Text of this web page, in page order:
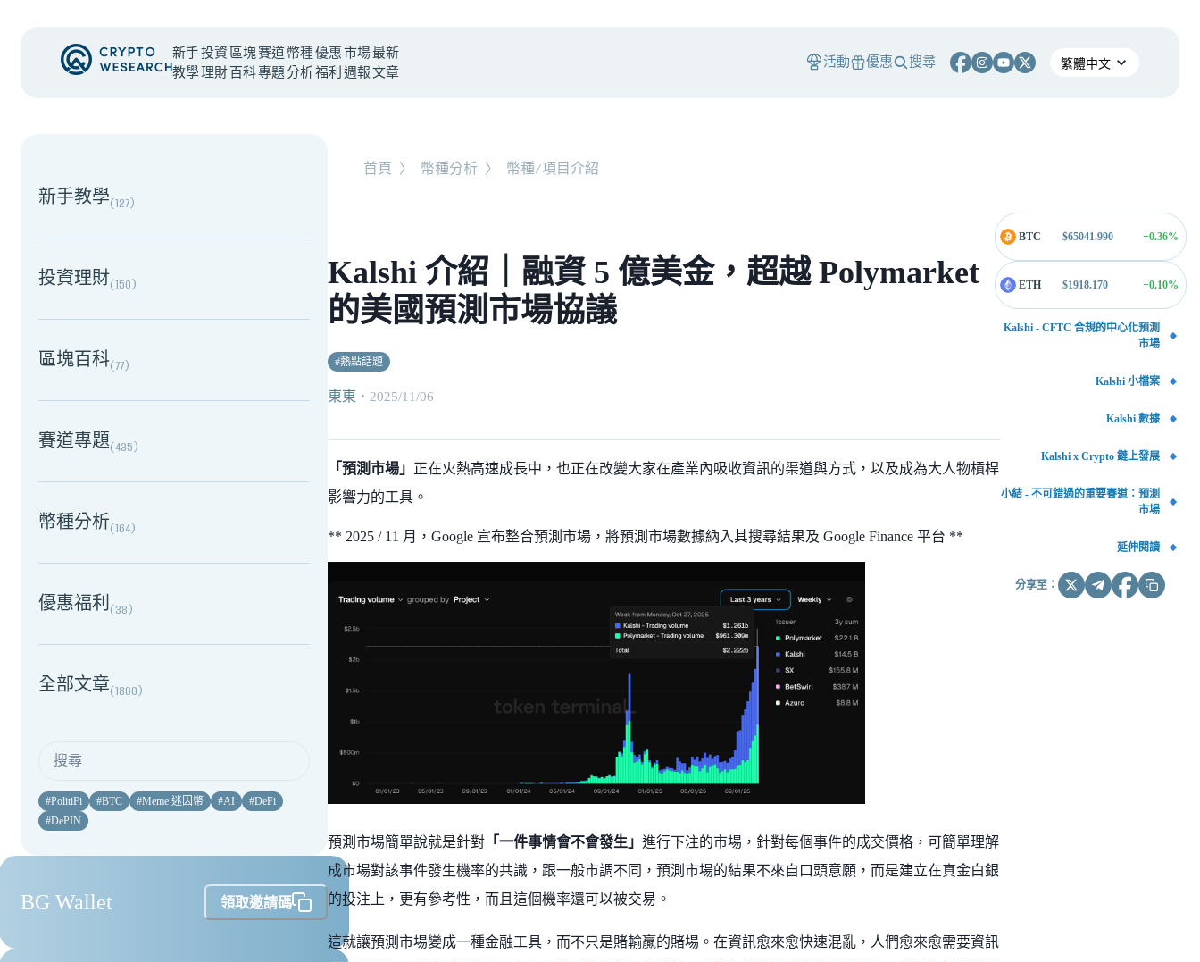
新手
教學
投資
理財
區塊
百科
賽道
專題
幣種
分析
優惠
福利
市場
週報
最新
文章
活動 優惠 搜尋
NEW EVENT
新手教學(127)
投資理財(150)
區塊百科(77)
賽道專題(435)
幣種分析(164)
優惠福利(38)
全部文章(1860)
#PolitiFi #BTC #Meme 迷因幣 #AI #DeFi
#DePIN
BG Wallet 領取邀請碼
首頁 〉 幣種分析 〉 幣種/項目介紹
Kalshi 介紹｜融資 5 億美金，超越 Polymarket
的美國預測市場協議
#熱點話題
東東 ・ 2025/11/06
「預測市場」 正在火熱高速成長中，也正在改變大家在產業內吸收資訊的渠道與方式，以及成為大人物槓桿
影響力的工具。
** 2025 / 11 月，Google 宣布整合預測市場，將預測市場數據納入其搜尋結果及 Google Finance 平台 **
預測市場簡單說就是針對 「一件事情會不會發生」 進行下注的市場，針對每個事件的成交價格，可簡單理解
成市場對該事件發生機率的共識，跟一般市調不同，預測市場的結果不來自口頭意願，而是建立在真金白銀
的投注上，更有參考性，而且這個機率還可以被交易。
這就讓預測市場變成一種金融工具，而不只是賭輸贏的賭場。在資訊愈來愈快速混亂，人們愈來愈需要資訊
BTC $65041.990 +0.36%
ETH $1918.170 +0.10%
Kalshi - CFTC 合規的中心化預測
市場
Kalshi 小檔案
Kalshi 數據
Kalshi x Crypto 鏈上發展
小結 - 不可錯過的重要賽道：預測
市場
延伸閱讀
分享至：